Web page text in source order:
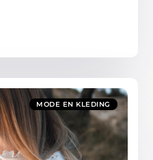
MODE EN KLEDING